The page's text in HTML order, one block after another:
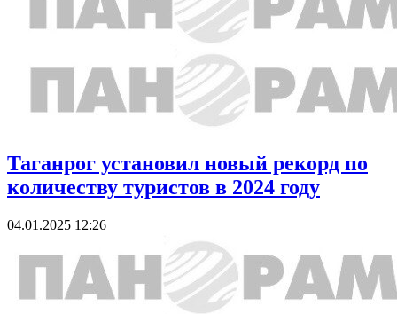
Таганрог установил новый рекорд по
количеству туристов в 2024 году
04.01.2025 12:26